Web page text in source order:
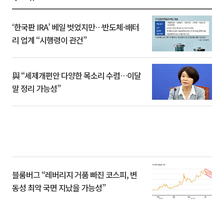
‘한국판 IRA’ 베일 벗었지만…반도체·배터
리 업계 “시행령이 관건”
與 “세제개편안 다양한 목소리 수렴…이달
말 정리 가능성”
블룸버그 “레버리지 거품 빠진 코스피, 변
동성 최악 국면 지났을 가능성”